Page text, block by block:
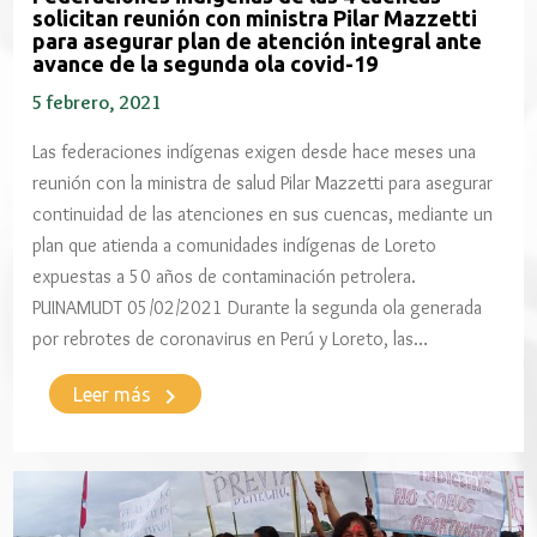
solicitan reunión con ministra Pilar Mazzetti
para asegurar plan de atención integral ante
avance de la segunda ola covid-19
5 febrero, 2021
Las federaciones indígenas exigen desde hace meses una
reunión con la ministra de salud Pilar Mazzetti para asegurar
continuidad de las atenciones en sus cuencas, mediante un
plan que atienda a comunidades indígenas de Loreto
expuestas a 50 años de contaminación petrolera.
PUINAMUDT 05/02/2021 Durante la segunda ola generada
por rebrotes de coronavirus en Perú y Loreto, las…
Leer más keyboard_arrow_right